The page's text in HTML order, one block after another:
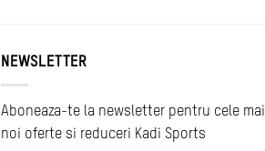
NEWSLETTER
Aboneaza-te la newsletter pentru cele mai
noi oferte si reduceri Kadi Sports